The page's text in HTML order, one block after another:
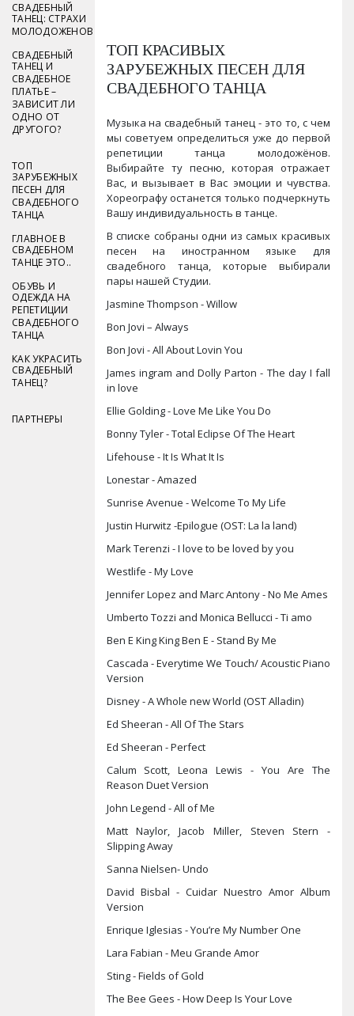
ТОП КРАСИВЫХ
ЗАРУБЕЖНЫХ ПЕСЕН ДЛЯ
СВАДЕБНОГО ТАНЦА
Музыка на свадебный танец - это то, с чем
мы советуем определиться уже до первой
репетиции танца молодожёнов.
Выбирайте ту песню, которая отражает
Вас, и вызывает в Вас эмоции и чувства.
Хореографу останется только подчеркнуть
Вашу индивидуальность в танце.
В списке собраны одни из самых красивых
песен на иностранном языке для
свадебного танца, которые выбирали
пары нашей Студии.
Jasmine Thompson - Willow
Bon Jovi – Always
Bon Jovi - All About Lovin You
James ingram and Dolly Parton - The day I fall
in love
Ellie Golding - Love Me Like You Do
Bonny Tyler - Total Eclipse Of The Heart
Lifehouse - It Is What It Is
Lonestar - Amazed
Sunrise Avenue - Welcome To My Life
Justin Hurwitz -Epilogue (OST: La la land)
Mark Terenzi - I love to be loved by you
Westlife - My Love
Jennifer Lopez and Marc Antony - No Me Ames
Umberto Tozzi and Monica Bellucci - Ti amo
Ben E King King Ben E - Stand By Me
Cascada - Everytime We Touch/ Acoustic Piano
Version
Disney - A Whole new World (OST Alladin)
Ed Sheeran - All Of The Stars
Ed Sheeran - Perfect
Calum Scott, Leona Lewis - You Are The
Reason Duet Version
John Legend - All of Me
Matt Naylor, Jacob Miller, Steven Stern -
Slipping Away
Sanna Nielsen- Undo
David Bisbal - Cuidar Nuestro Amor Album
Version
Enrique Iglesias - You’re My Number One
Lara Fabian - Meu Grande Amor
Sting - Fields of Gold
The Bee Gees - How Deep Is Your Love
СВАДЕБНЫЙ
ТАНЕЦ: СТРАХИ
МОЛОДОЖЕНОВ
СВАДЕБНЫЙ
ТАНЕЦ И
СВАДЕБНОЕ
ПЛАТЬЕ –
ЗАВИСИТ ЛИ
ОДНО ОТ
ДРУГОГО?
ТОП
ЗАРУБЕЖНЫХ
ПЕСЕН ДЛЯ
СВАДЕБНОГО
ТАНЦА
ГЛАВНОЕ В
СВАДЕБНОМ
ТАНЦЕ ЭТО..
ОБУВЬ И
ОДЕЖДА НА
РЕПЕТИЦИИ
СВАДЕБНОГО
ТАНЦА
КАК УКРАСИТЬ
СВАДЕБНЫЙ
ТАНЕЦ?
ПАРТНЕРЫ